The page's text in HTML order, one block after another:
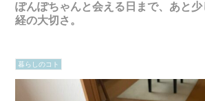
ぽんぽちゃんと会える日まで、あと
経の大切さ。
暮らしのコト